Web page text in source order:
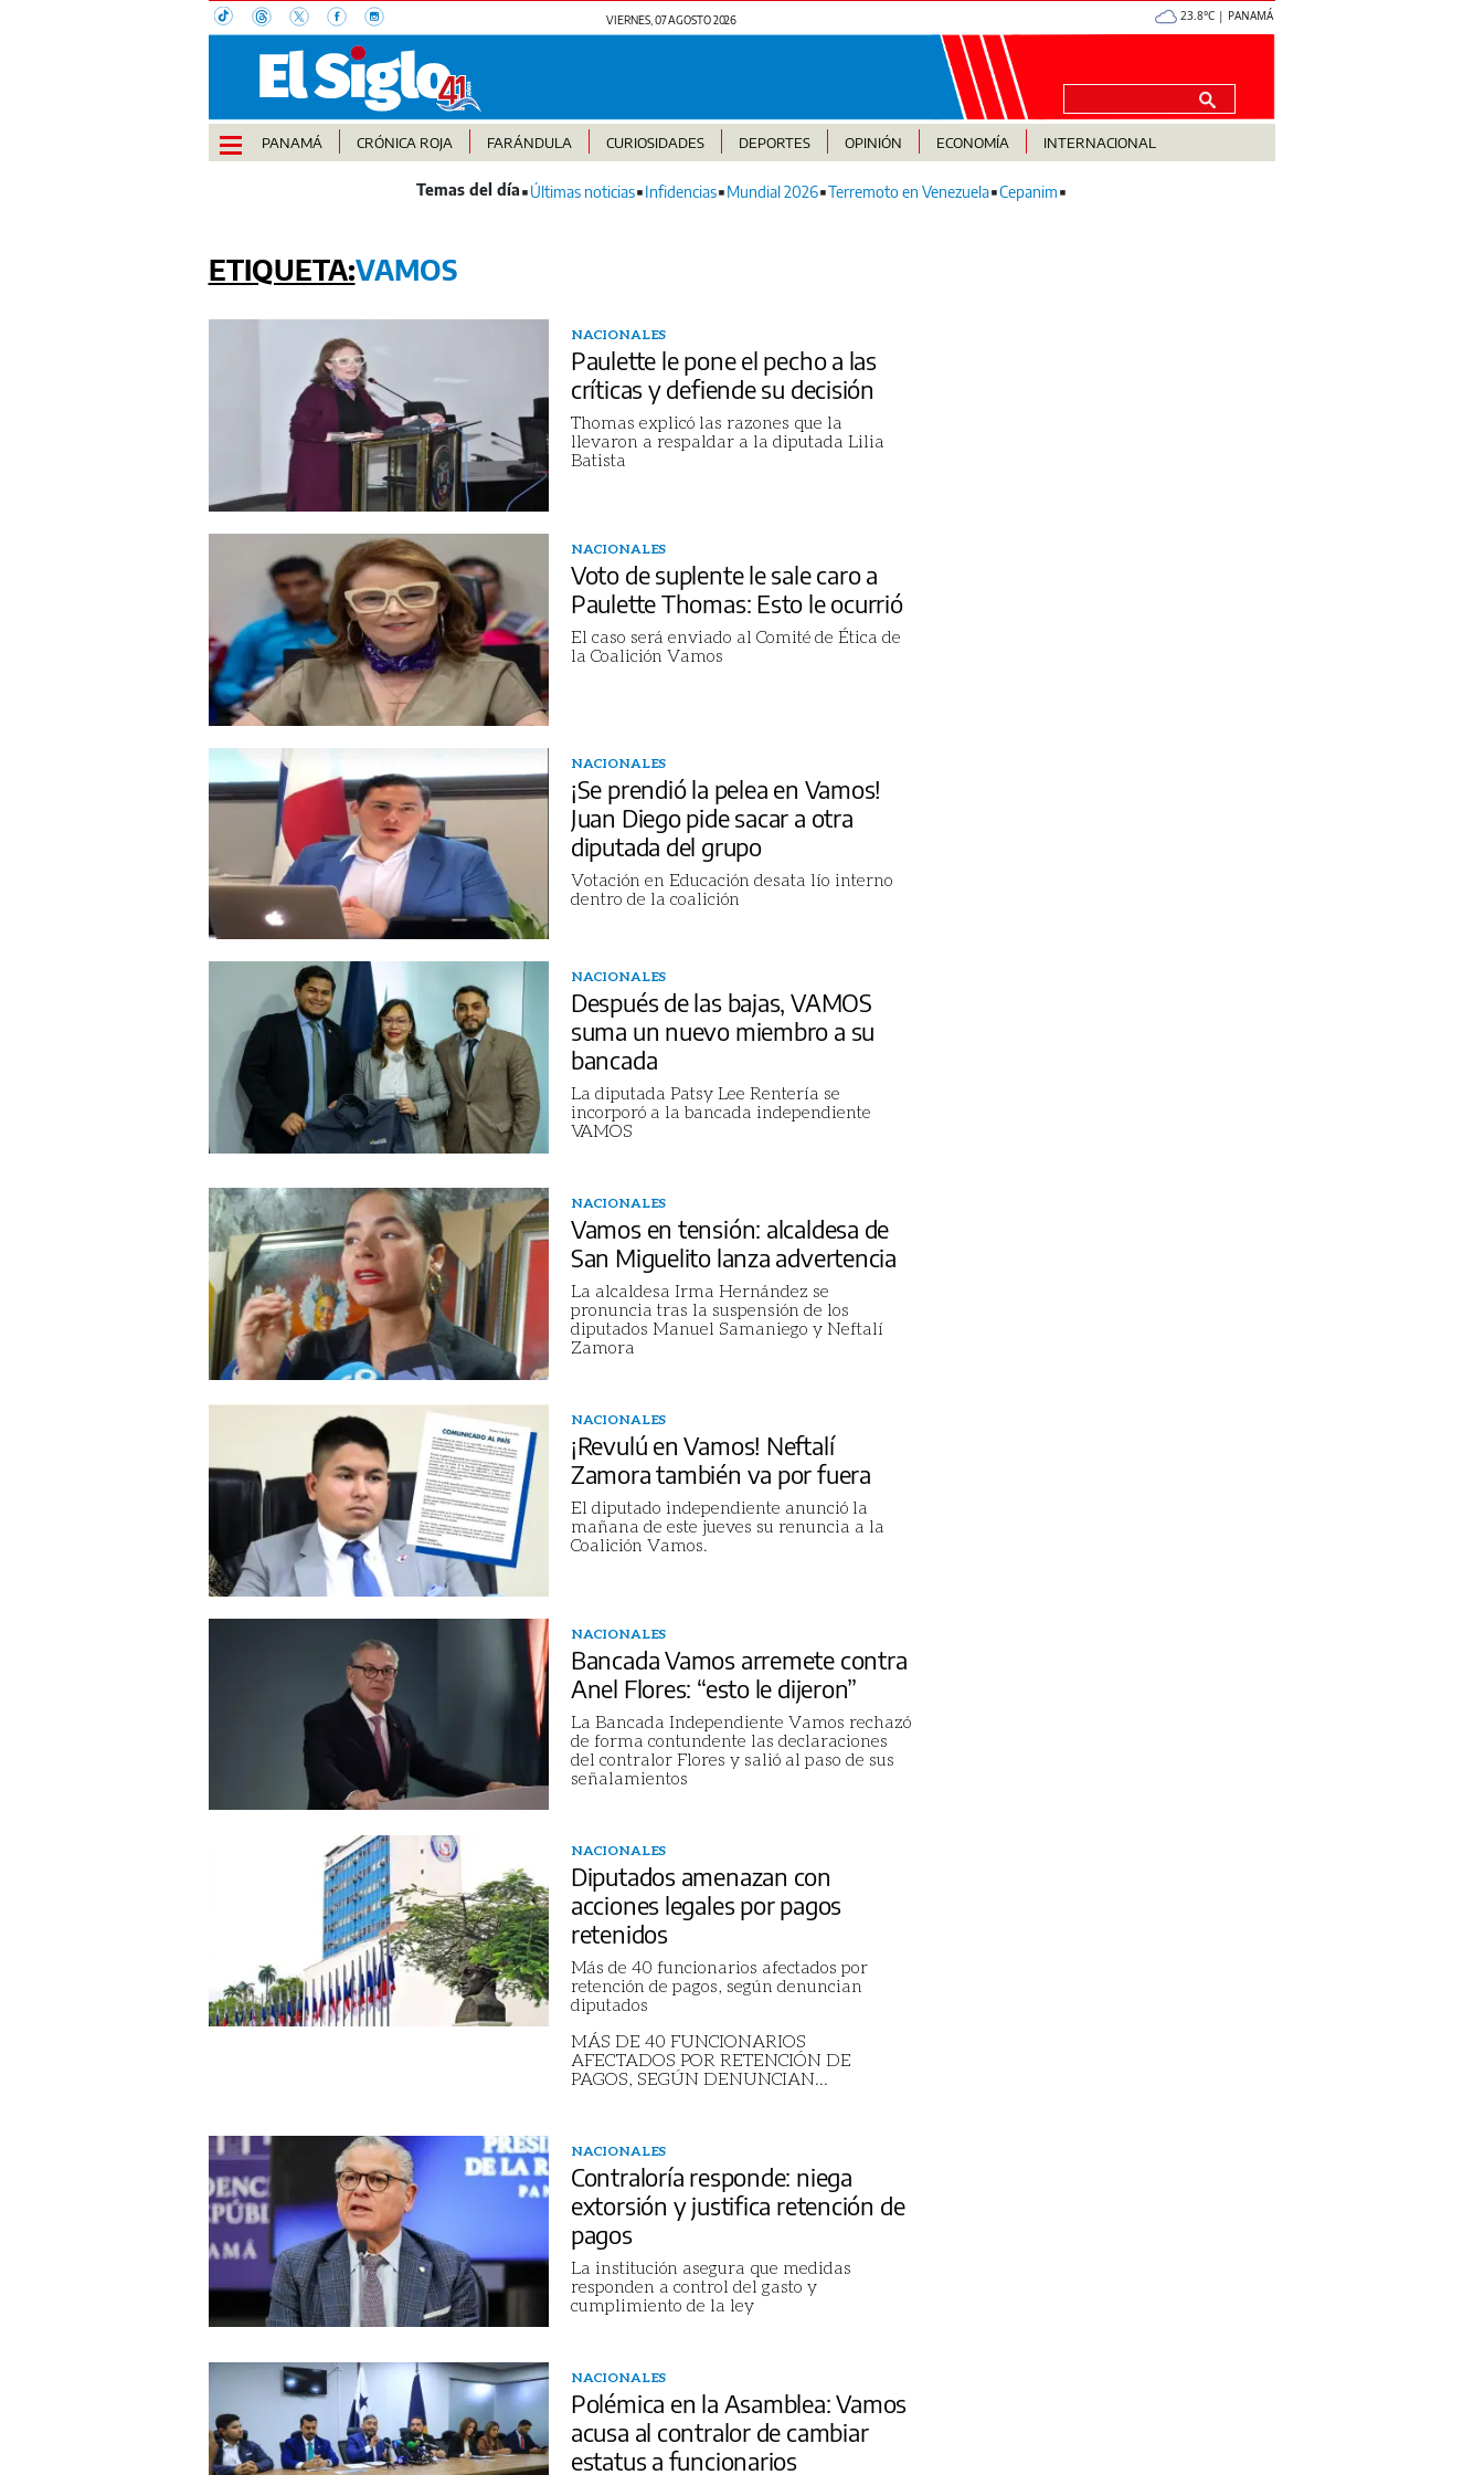
VIERNES, 07 AGOSTO 2026 23.8°C | PANAMÁ
PANAMÁ CRÓNICA ROJA FARÁNDULA CURIOSIDADES DEPORTES OPINIÓN ECONOMÍA INTERNACIONAL
Últimas noticias Infidencias Mundial 2026 Terremoto en Venezuela Cepanim
VAMOS
NACIONALES
Paulette le pone el pecho a las
críticas y defiende su decisión
Thomas explicó las razones que la
llevaron a respaldar a la diputada Lilia
Batista
NACIONALES
Voto de suplente le sale caro a
Paulette Thomas: Esto le ocurrió
El caso será enviado al Comité de Ética de
la Coalición Vamos
NACIONALES
¡Se prendió la pelea en Vamos!
Juan Diego pide sacar a otra
diputada del grupo
Votación en Educación desata lío interno
dentro de la coalición
NACIONALES
Después de las bajas, VAMOS
suma un nuevo miembro a su
bancada
La diputada Patsy Lee Rentería se
incorporó a la bancada independiente
VAMOS
NACIONALES
Vamos en tensión: alcaldesa de
San Miguelito lanza advertencia
La alcaldesa Irma Hernández se
pronuncia tras la suspensión de los
diputados Manuel Samaniego y Neftalí
Zamora
NACIONALES
¡Revulú en Vamos! Neftalí
Zamora también va por fuera
El diputado independiente anunció la
mañana de este jueves su renuncia a la
Coalición Vamos.
NACIONALES
Bancada Vamos arremete contra
Anel Flores: “esto le dijeron”
La Bancada Independiente Vamos rechazó
de forma contundente las declaraciones
del contralor Flores y salió al paso de sus
señalamientos
NACIONALES
Diputados amenazan con
acciones legales por pagos
retenidos
Más de 40 funcionarios afectados por
retención de pagos, según denuncian
diputados
MÁS DE 40 FUNCIONARIOS
AFECTADOS POR RETENCIÓN DE
PAGOS, SEGÚN DENUNCIAN...
NACIONALES
Contraloría responde: niega
extorsión y justifica retención de
pagos
La institución asegura que medidas
responden a control del gasto y
cumplimiento de la ley
NACIONALES
Polémica en la Asamblea: Vamos
acusa al contralor de cambiar
estatus a funcionarios